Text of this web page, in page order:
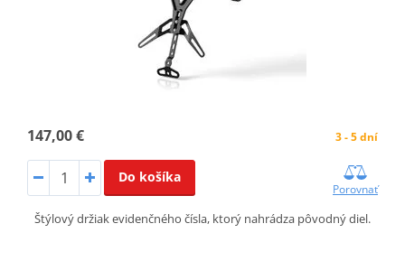
147,00 € 3 - 5 dní
Do košíka
Porovnať
Štýlový držiak evidenčného čísla, ktorý nahrádza pôvodný diel.